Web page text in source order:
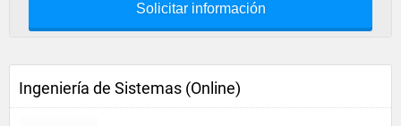
Solicitar información
Ingeniería de Sistemas (Online)